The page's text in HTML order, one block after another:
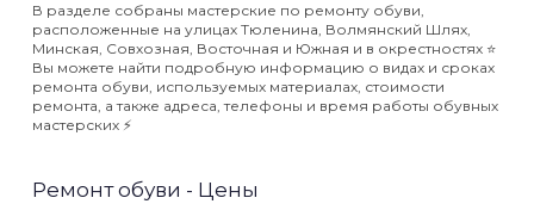
В разделе собраны мастерские по ремонту обуви,
расположенные на улицах Тюленина, Волмянский Шлях,
Минская, Совхозная, Восточная и Южная и в окрестностях ⭐️
Вы можете найти подробную информацию о видах и сроках
ремонта обуви, используемых материалах, стоимости
ремонта, а также адреса, телефоны и время работы обувных
мастерских ⚡️
Ремонт обуви - Цены